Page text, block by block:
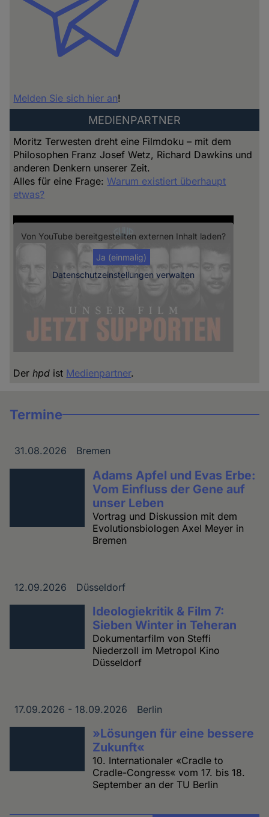
Melden Sie sich hier an!
MEDIENPARTNER
Moritz Terwesten dreht eine Filmdoku – mit dem
Philosophen Franz Josef Wetz, Richard Dawkins und
anderen Denkern unserer Zeit.
Alles für eine Frage: Warum existiert überhaupt
etwas?
Von YouTube bereitgestellten externen Inhalt laden?
Ja (einmalig)
Datenschutzeinstellungen verwalten
Derhpd ist Medienpartner.
Termine
Datum
31.08.2026
Ort Bremen
Adams Apfel und Evas Erbe:
Vom Einfluss der Gene auf
unser Leben
Vortrag und Diskussion mit dem
Evolutionsbiologen Axel Meyer in
Bremen
Datum
12.09.2026
Ort Düsseldorf
Ideologiekritik & Film 7:
Sieben Winter in Teheran
Dokumentarfilm von Steffi
Niederzoll im Metropol Kino
Düsseldorf
Datum
17.09.2026 - 18.09.2026
Ort Berlin
»Lösungen für eine bessere
Zukunft«
10. Internationaler «Cradle to
Cradle-Congress« vom 17. bis 18.
September an der TU Berlin